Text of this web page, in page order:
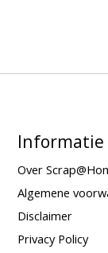
Informatie
Over
Algemene
Disclaimer
Privacy Policy